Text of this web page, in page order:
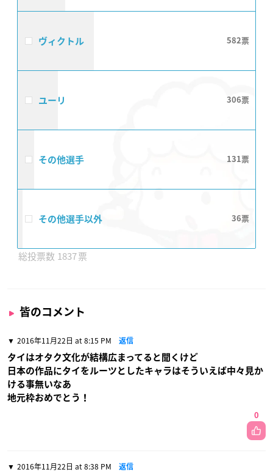
ヴィクトル 582
ユーリ 306
その他選手 131
その他選手以外 36
1837
皆のコメント
2016年11月22日 at 8:15 PM 返信
タイはオタク文化が結構広まってると聞くけど
日本の作品にタイをルーツとしたキャラはそういえば中々見か
ける事無いなあ
地元枠おめでとう！
0
2016年11月22日 at 8:38 PM 返信